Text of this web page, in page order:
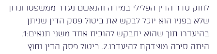
לחוק סדר הדין הפלילי במידה והנאשם נעדר ממשפטו ונדון
שלא בפניו הוא יוכל לבקש את ביטול פסק הדין שניתן
בהיעדרו תוך שהוא יתבקש להוכיח אחד משני תנאים:1.
היתה סיבה מוצדקת להיעדרו.2. ביטול פסק הדין נחוץ